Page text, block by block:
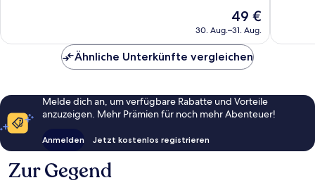
Der
Preis
beträgt
49 €
49 €
30. Aug.–31. Aug.
Ähnliche Unterkünfte vergleichen
Melde dich an, um verfügbare Rabatte und Vorteile
anzuzeigen. Mehr Prämien für noch mehr Abenteuer!
Anmelden Jetzt kostenlos registrieren
Zur Gegend